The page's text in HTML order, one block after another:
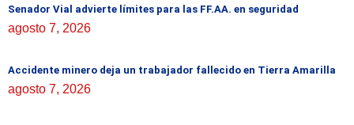
Senador Vial advierte límites para las FF.AA. en seguridad
agosto 7, 2026
Accidente minero deja un trabajador fallecido en Tierra Amarilla
agosto 7, 2026